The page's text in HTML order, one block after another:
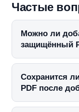
Частые
Можно ли
защищённый
Сохранится
PDF после